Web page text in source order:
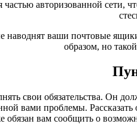
частью авторизованной
наводнят ваши почтовые
образом, но
свои обязательства. Он
вами проблемы.
обязан вам сообщить о